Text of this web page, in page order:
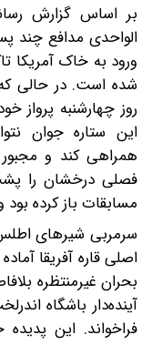
‫بر اساس گزارش
ورود به خاک آمریکا
شده است. در حالی
روز چهارشنبه پرواز
این ستاره جوان
همراهی کند و مجبور
فصلی درخشان را
مسابقات باز کرده بود
‫سرمربی شیرهای
اصلی قاره آفریقا
بحران غیرمنتظره
آینده‌دار باشگاه
فراخواند. این